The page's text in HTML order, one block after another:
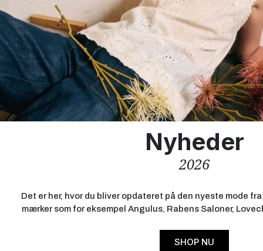
Nyheder
2026
Det er her, hvor du bliver opdateret på den nyeste mode
mærker som for eksempel Angulus, Rabens Saloner,
SHOP NU